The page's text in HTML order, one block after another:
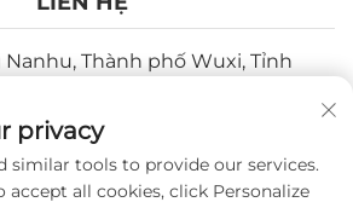
Nanhu, Thành phố Wuxi, Tỉnh
privacy
similar tools to provide our services.
all cookies, click Personalize